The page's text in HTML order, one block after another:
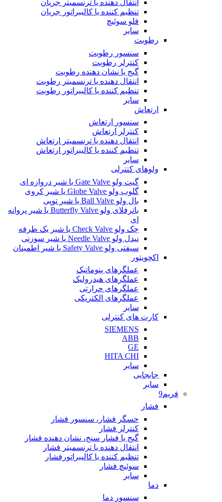
انتقال دهنده یا ترنسمیتر جریان
تنظیم کننده یا کالیبراتور جریان
فلو سوئیچ
سایر
رطوبت
سنسور رطوبت
کنترلر رطوبت
گیج یا نشان دهنده رطوبت
انتقال دهنده یا ترنسمیتر رطوبت
تنظیم کننده یا کالیبراتور رطوبت
سایر
ارتعاش
سنسور ارتعاش
کنترلر ارتعاش
انتقال دهنده یا ترنسمیتر ارتعاش
تنظیم کننده یا کالیبراتور ارتعاش
سایر
ولوهای کنترلی
گیت ولو Gate Valve یا شیر دروازه ای
گلوب ولو Globe Valve یا شیر کروی
بال ولو Ball Valve یا شیر توپی
باترفلای ولو Butterfly Valve یا شیر پروانه
ای
چک ولو Check Valve یا شیر یک طرفه
نیدل ولو Needle Valve یا شیر سوزنی
سیفتی ولو Safety Valve یا شیر اطمینان
اکچویتور
عملگرهای پنوماتیک
عملگرهای هیدرولیک
عملگرهای حرارتی
عملگرهای الکتریکی
سایر
کارت های کنترلی
SIEMENS
ABB
GE
HITA CHI
سایر
جابجایی
سایر
فریم9
فشار
حسگر فشار، سنسور فشار
کنترلر فشار
گیج یا فشار سنج، نشان دهنده فشار
انتقال دهنده یا ترنسمیتر فشار
تنظیم کننده یا کالیبراتورفشار
سوئیچ فشار
سایر
دما
سنسور دما